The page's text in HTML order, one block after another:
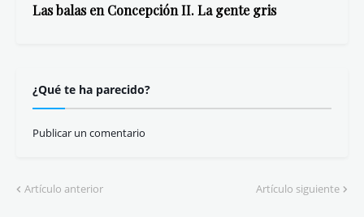
Las balas en Concepción II. La gente gris
¿Qué te ha parecido?
Publicar un comentario
Artículo anterior Artículo siguiente